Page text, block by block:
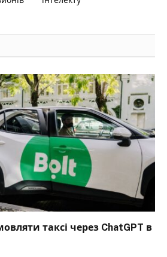
таксі через ChatGPT в